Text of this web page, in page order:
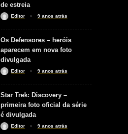
de estreia
Editor 9 anos atrás
Os Defensores – heróis
aparecem em nova foto
divulgada
Editor 9 anos atrás
Star Trek: Discovery –
primeira foto oficial da série
é divulgada
Editor 9 anos atrás